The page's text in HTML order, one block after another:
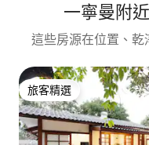
一寧曼附
這些房源在位置、乾
旅客精選
旅客精選